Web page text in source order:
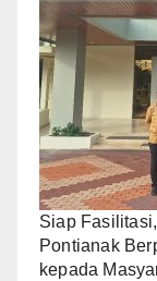
Siap
Pontianak
kepada